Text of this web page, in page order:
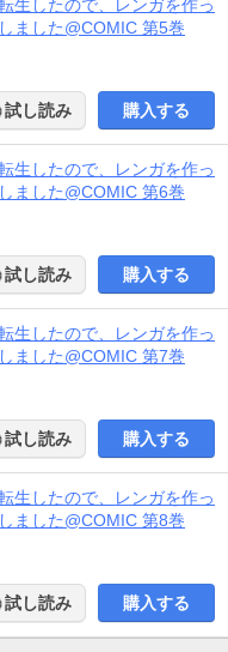
生したので、レンガを作っ
ました@COMIC 第5巻
試し読み 購入する
生したので、レンガを作っ
ました@COMIC 第6巻
試し読み 購入する
生したので、レンガを作っ
ました@COMIC 第7巻
試し読み 購入する
生したので、レンガを作っ
ました@COMIC 第8巻
試し読み 購入する